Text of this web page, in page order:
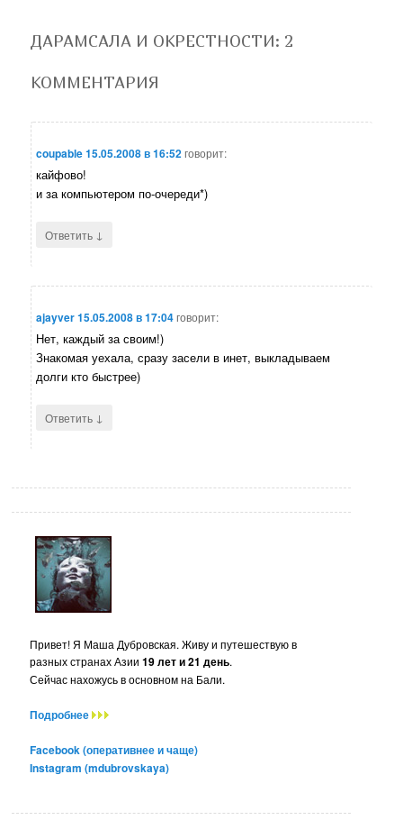
ДАРАМСАЛА И ОКРЕСТНОСТИ: 2
КОММЕНТАРИЯ
coupable15.05.2008 в 16:52говорит:
кайфово!
и за компьютером по-очереди*)
Ответить ↓
ajayver15.05.2008 в 17:04говорит:
Нет, каждый за своим!)
Знакомая уехала, сразу засели в инет, выкладываем
долги кто быстрее)
Ответить ↓
Привет! Я Маша Дубровская. Живу и путешествую в
разных странах Азии19 лет и 21 день.
Сейчас нахожусь в основном на Бали.
Подробнее
Facebook (оперативнее и чаще)
Instagram (mdubrovskaya)